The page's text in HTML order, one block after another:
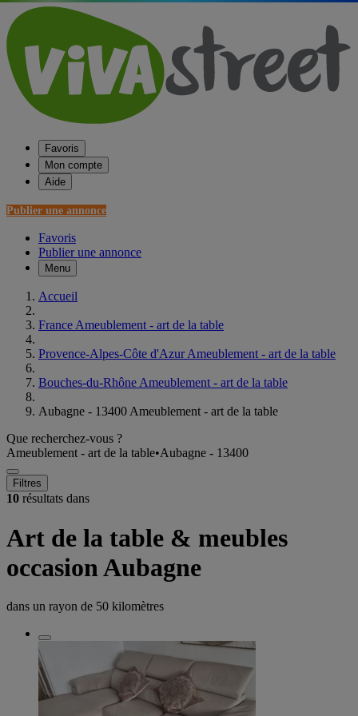
Favoris
Mon compte
Aide
Publier une annonce
Favoris
Publier une annonce
Menu
Accueil
France Ameublement - art de la table
Provence-Alpes-Côte d'Azur Ameublement - art de la table
Bouches-du-Rhône Ameublement - art de la table
Aubagne - 13400 Ameublement - art de la table
Que recherchez-vous ?
Ameublement - art de la table•Aubagne - 13400
Filtres
10 résultats dans
Art de la table & meubles
occasion Aubagne
dans un rayon de 50 kilomètres